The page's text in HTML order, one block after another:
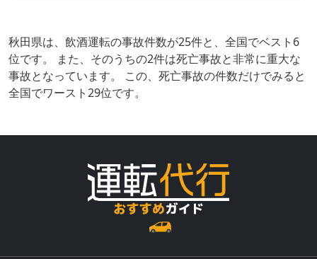
秋田県は、飲酒運転の事故件数が25件と、全国でベスト6
位です。 また、そのうちの2件は死亡事故と非常に重大な
事故となっています。 この、死亡事故の件数だけでみると
全国でワースト29位です。